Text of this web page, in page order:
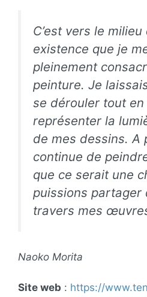
C’est vers le
existence que je
pleinement
peinture. Je
se dérouler tout
représenter la
de mes dessins. A
continue de
que ce serait une
puissions partager
travers mes
Naoko Morita
Site web : https://